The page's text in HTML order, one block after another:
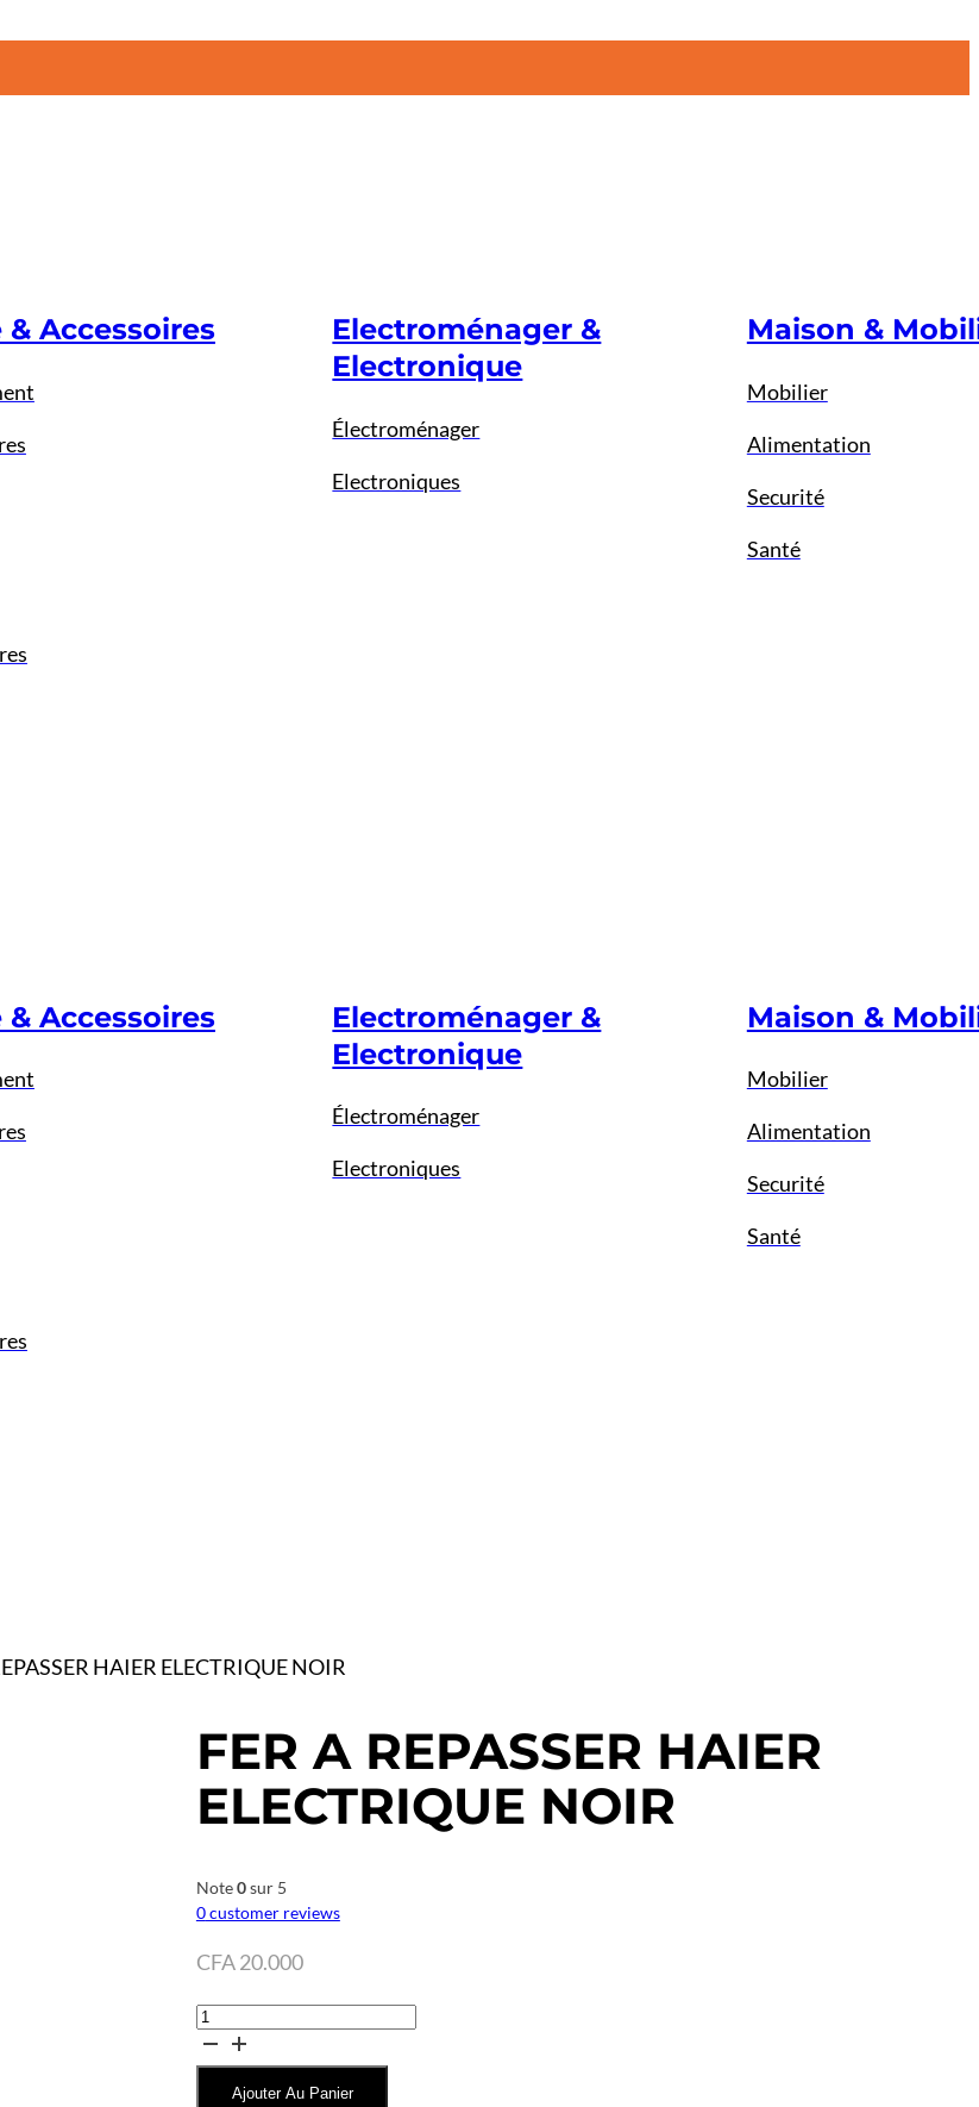
& Accessoires
Electroménager &
Electronique
Électroménager
Electroniques
Maison &
Mobilier
Alimentation
Securité
Santé
& Accessoires
Electroménager &
Electronique
Électroménager
Electroniques
Maison &
Mobilier
Alimentation
Securité
Santé
HAIER ELECTRIQUE NOIR
FER A REPASSER HAIER
ELECTRIQUE NOIR
Note0sur 5
0customer reviews
CFA20.000
quantité
de
FER
Ajouter Au Panier